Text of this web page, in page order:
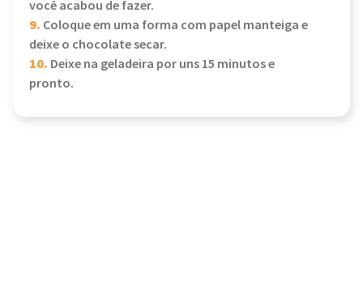
você acabou de fazer.
9. Coloque em uma forma com papel manteiga e
deixe o chocolate secar.
10. Deixe na geladeira por uns 15 minutos e
pronto.